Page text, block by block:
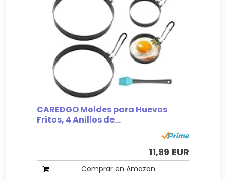
CAREDGO Moldes para Huevos
Fritos, 4 Anillos de...
11,99 EUR
Comprar en Amazon